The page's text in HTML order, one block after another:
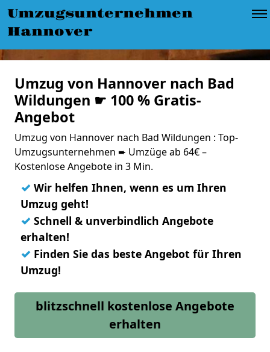
Umzugsunternehmen
Hannover
Umzug von Hannover nach Bad
Wildungen ☛ 100 % Gratis-
Angebot
Umzug von Hannover nach Bad Wildungen : Top-
Umzugsunternehmen ➨ Umzüge ab 64€ –
Kostenlose Angebote in 3 Min.
✓ Wir helfen Ihnen, wenn es um Ihren
Umzug geht!
✓ Schnell & unverbindlich Angebote
erhalten!
✓ Finden Sie das beste Angebot für Ihren
Umzug!
blitzschnell kostenlose Angebote
erhalten